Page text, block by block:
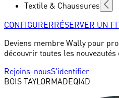
Textile & Chaussures
CONFIGURERRÉSERVER UN
Deviens membre Wally pour
découvrir toutes les nouveautés
Rejoins-nousS'identifier
BOIS TAYLORMADEQI4D